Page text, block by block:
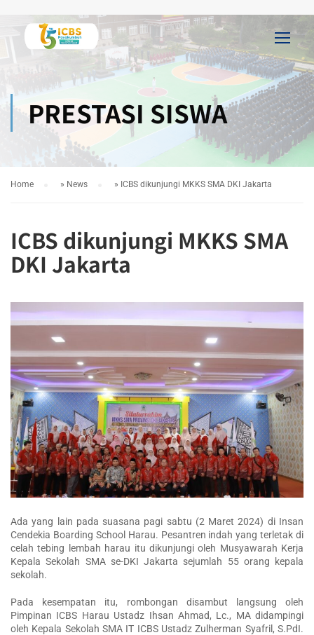
PRESTASI SISWA
Home » News » ICBS dikunjungi MKKS SMA DKI Jakarta
ICBS dikunjungi MKKS SMA
DKI Jakarta
Ada yang lain pada suasana pagi sabtu (2 Maret 2024) di Insan
Cendekia Boarding School Harau. Pesantren indah yang terletak di
celah tebing lembah harau itu dikunjungi oleh Musyawarah Kerja
Kepala Sekolah SMA se-DKI Jakarta sejumlah 55 orang kepala
sekolah.
Pada kesempatan itu, rombongan disambut langsung oleh
Pimpinan ICBS Harau Ustadz Ihsan Ahmad, Lc., MA didampingi
oleh Kepala Sekolah SMA IT ICBS Ustadz Zulherman Syafril, S.PdI.